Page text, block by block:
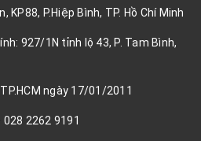
KP88, P.Hiệp Bình, TP. Hồ Chí Minh
927/1N tỉnh lộ 43, P. Tam Bình,
ngày 17/01/2011
2262 9191